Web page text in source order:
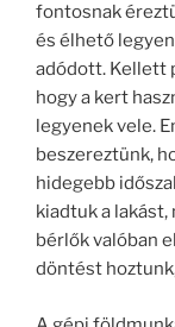
fontosnak
és élhető
adódott. Kellett
hogy a kert
legyenek vele.
beszereztünk,
hidegebb
kiadtuk a
bérlők valóban
döntést